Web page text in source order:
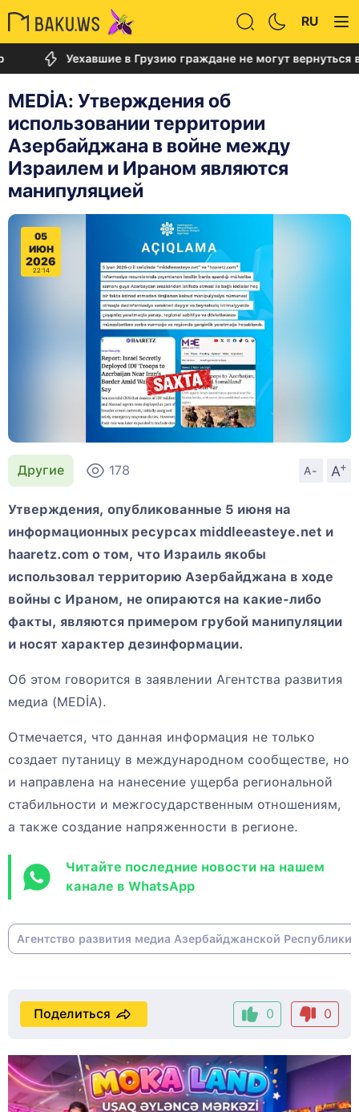
RU
Уехавшие в Грузию граждане не могут вернуться в
MEDİA: Утверждения об
использовании территории
Азербайджана в войне между
Израилем и Ираном являются
манипуляцией
05
ИЮН
2026
22:14
Другие 178 A- A
+
Утверждения, опубликованные 5 июня на
информационных ресурсах middleeasteye.net и
haaretz.com о том, что Израиль якобы
использовал территорию Азербайджана в ходе
войны с Ираном, не опираются на какие-либо
факты, являются примером грубой манипуляции
и носят характер дезинформации.
Об этом говорится в заявлении Агентства развития
медиа (MEDİA).
Отмечается, что данная информация не только
создает путаницу в международном сообществе, но
и направлена на нанесение ущерба региональной
стабильности и межгосударственным отношениям,
а также создание напряженности в регионе.
Читайте последние новости на нашем
канале в WhatsApp
Агентство развития медиа Азербайджанской Республики
0 0
Поделиться